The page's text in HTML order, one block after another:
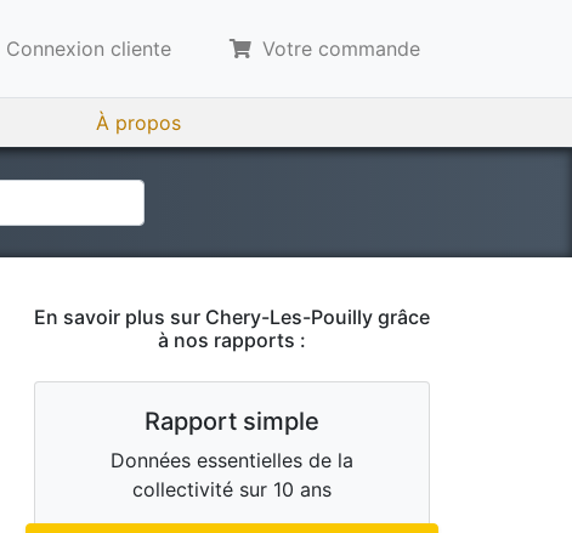
Connexion cliente Votre commande
À propos
En savoir plus sur Chery-Les-Pouilly grâce
à nos rapports :
Rapport simple
Données essentielles de la
collectivité sur 10 ans